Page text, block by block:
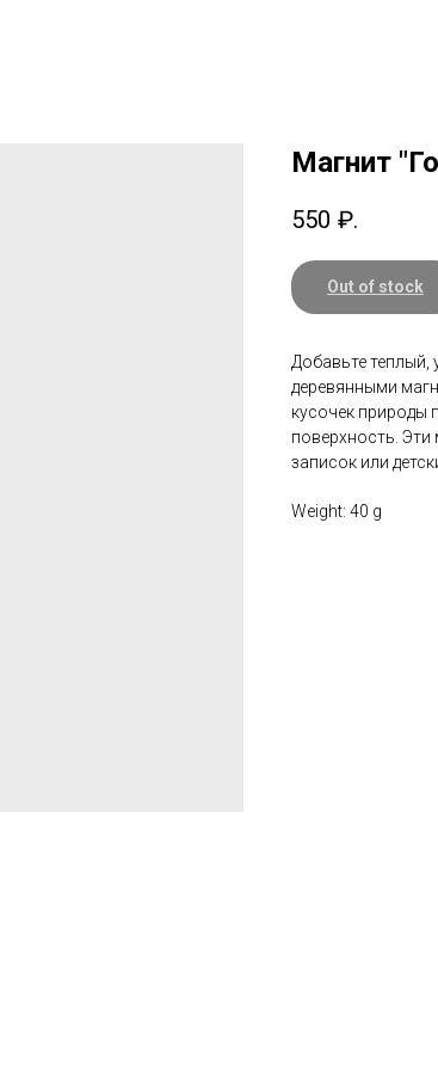
Магнит
550 ₽.
Out of stock
Добавьте
деревянными
кусочек природы
поверхность.
записок или
Weight: 40 g